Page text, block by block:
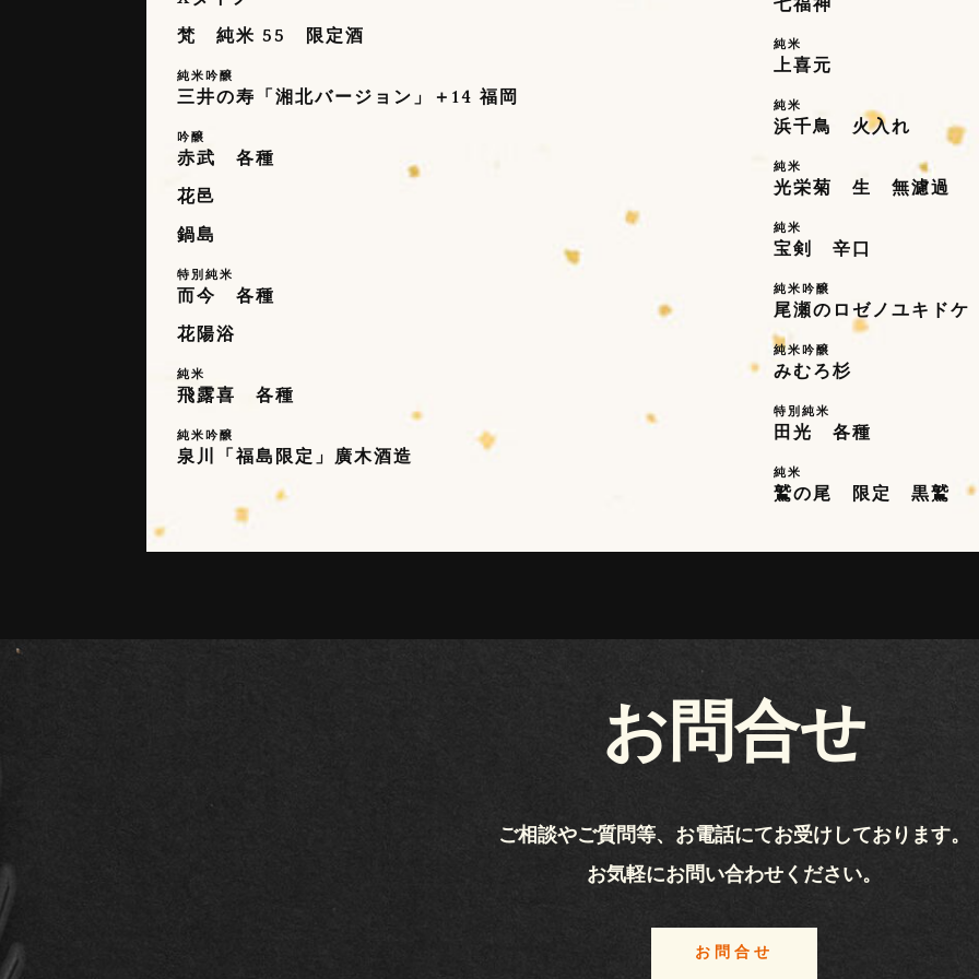
梵 純米 55 限定酒
純米吟醸
三井の寿「湘北バージョン」＋14 福岡
吟醸
赤武 各種
花邑
鍋島
特別純米
而今 各種
花陽浴
純米
飛露喜 各種
純米吟醸
泉川「福島限定」廣木酒造
七福神
純米
上喜元
純米
浜千鳥 火入れ
純米
光栄菊 生 無濾過
純米
宝剣 辛口
純米吟醸
尾瀬のロゼノユキド
純米吟醸
みむろ杉
特別純米
田光 各種
純米
鷲の尾 限定 黒鷲
お問合せ
ご相談やご質問等、お電話にてお受けしております。
お気軽にお問い合わせください。
お問合せ